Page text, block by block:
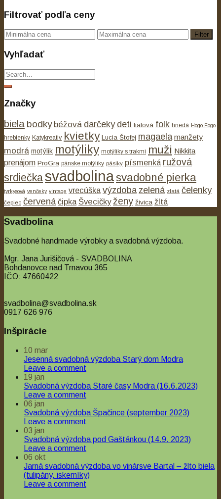
Filtrovať podľa ceny
Filter
Vyhľadať
Značky
biela bodky béžová darčeky deti fialová folk hnedá Hogo Fogo
hrebienky Katykreativ kvietky Lucia Štofej magaela manžety
modrá motýlik motýliky motýliky s trakmi muži Nikkita
prenájom ProGra pánske motýliky pásiky písmenká ružová
srdiečkasvadbolinasvadobné pierka
tyrkysová venčeky vintage vrecúška výzdoba zelená zlatá čelenky
čepiec červená čipka Švecičky ženy živica žltá
Svadbolina
Svadobné handmade výrobky a svadobná výzdoba.
Mgr. Jana Jurišičová - SVADBOLINA
Bohdanovce nad Trnavou 365
IČO: 47660422
svadbolina@svadbolina.sk
0917 626 976
Inšpirácie
10 mar
Jesenná svadobná výzdoba Starý dom Modra
Leave a comment
19 jan
Svadobná výzdoba Staré časy Modra (16.6.2023)
Leave a comment
06 jan
Svadobná výzdoba Špačince (september 2023)
Leave a comment
03 jan
Svadobná výzdoba pod Gaštánkou (14.9. 2023)
Leave a comment
06 okt
Jarná svadobná výzdoba vo vinársve Bartal – žlto biela
(tulipány, iskerníky)
Leave a comment